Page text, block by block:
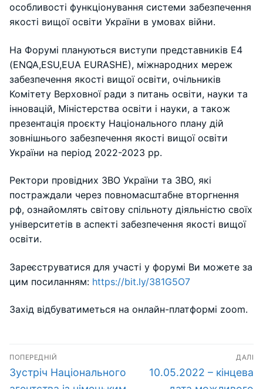
особливості функціонування системи забезпечення
якості вищої освіти України в умовах війни.
На Форумі плануються виступи представників E4
(ENQA,ESU,EUA EURASHE), міжнародних мереж
забезпечення якості вищої освіти, очільників
Комітету Верховної ради з питань освіти, науки та
інновацій, Міністерства освіти і науки, а також
презентація проєкту Національного плану дій
зовнішнього забезпечення якості вищої освіти
України на період 2022-2023 рр.
Ректори провідних ЗВО України та ЗВО, які
постраждали через повномасштабне вторгнення
рф, ознайомлять світову спільноту діяльністю своїх
університетів в аспекті забезпечення якості вищої
освіти.
Зареєструватися для участі у форумі Ви можете за
цим посиланням: https://bit.ly/381G5O7
Захід відбуватиметься на онлайн-платформі zoom.
Навігація
записів
ПОПЕРЕДНІЙ
Попередній
запис:
Зустріч Національного
ДАЛІ
Наступний
запис:
10.05.2022 – кінцева